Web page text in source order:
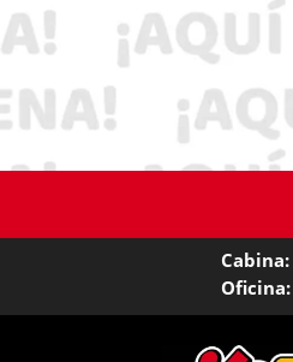
Cabina:
Oficina: